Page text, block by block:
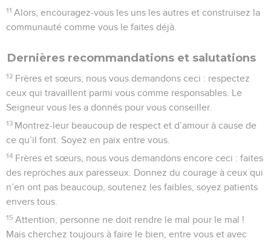
11 Alors, encouragez-vous les uns les autres et construisez la
communauté comme vous le faites déjà.
Dernières recommandations et salutations
12 Frères et sœurs, nous vous demandons ceci : respectez
ceux qui travaillent parmi vous comme responsables. Le
Seigneur vous les a donnés pour vous conseiller.
13 Montrez-leur beaucoup de respect et d’amour à cause de
ce qu’il font. Soyez en paix entre vous.
14 Frères et sœurs, nous vous demandons encore ceci : faites
des reproches aux paresseux. Donnez du courage à ceux qui
n’en ont pas beaucoup, soutenez les faibles, soyez patients
envers tous.
15 Attention, personne ne doit rendre le mal pour le mal !
Mais cherchez toujours à faire le bien, entre vous et avec